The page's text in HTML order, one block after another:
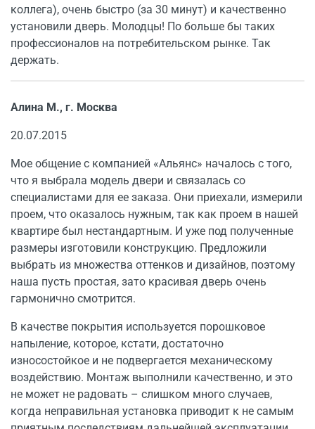
коллега), очень быстро (за 30 минут) и качественно
установили дверь. Молодцы! По больше бы таких
профессионалов на потребительском рынке. Так
держать.
Алина М., г. Москва
20.07.2015
Мое общение с компанией «Альянс» началось с того,
что я выбрала модель двери и связалась со
специалистами для ее заказа. Они приехали, измерили
проем, что оказалось нужным, так как проем в нашей
квартире был нестандартным. И уже под полученные
размеры изготовили конструкцию. Предложили
выбрать из множества оттенков и дизайнов, поэтому
наша пусть простая, зато красивая дверь очень
гармонично смотрится.
В качестве покрытия используется порошковое
напыление, которое, кстати, достаточно
износостойкое и не подвергается механическому
воздействию. Монтаж выполнили качественно, и это
не может не радовать – слишком много случаев,
когда неправильная установка приводит к не самым